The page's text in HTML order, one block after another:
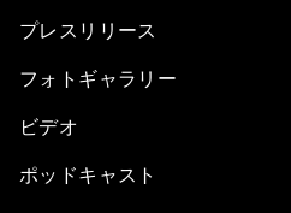
プレスリリース
フォトギャラリー
ビデオ
ポッドキャスト